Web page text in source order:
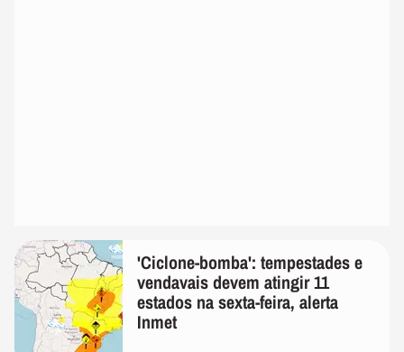
'Ciclone-bomba': tempestades e
vendavais devem atingir 11
estados na sexta-feira, alerta
Inmet